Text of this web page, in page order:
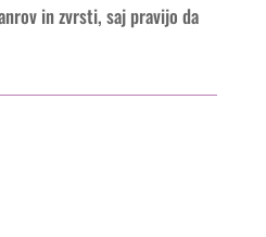
in zvrsti, saj pravijo da